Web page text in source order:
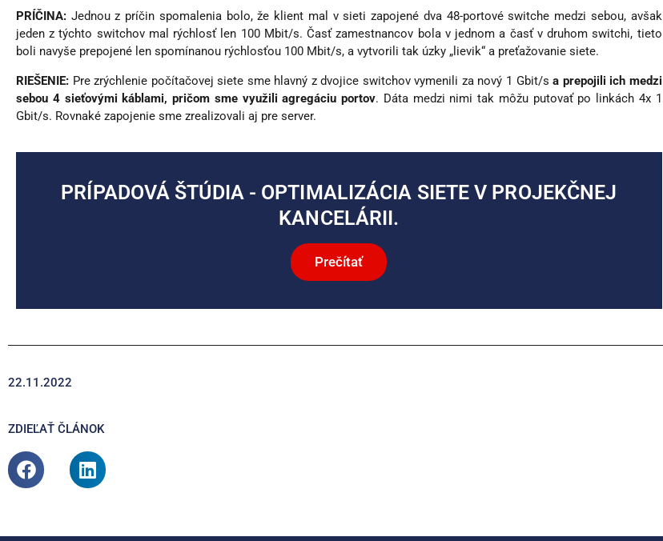
PRÍČINA: Jednou z príčin spomalenia bolo, že klient mal v sieti zapojené dva 48-portové switche medzi sebou, avšak
jeden z týchto switchov mal rýchlosť len 100 Mbit/s. Časť zamestnancov bola v jednom a časť v druhom switchi, tieto
boli navyše prepojené len spomínanou rýchlosťou 100 Mbit/s, a vytvorili tak úzky „lievik“ a preťažovanie siete.
RIEŠENIE: Pre zrýchlenie počítačovej siete sme hlavný z dvojice switchov vymenili za nový 1 Gbit/sa prepojili ich medzi
sebou 4 sieťovými káblami, pričom sme využili agregáciu portov. Dáta medzi nimi tak môžu putovať po linkách 4x 1
Gbit/s. Rovnaké zapojenie sme zrealizovali aj pre server.
PRÍPADOVÁ ŠTÚDIA - OPTIMALIZÁCIA SIETE V PROJEKČNEJ
KANCELÁRII.
Prečítať
22.11.2022
ZDIEĽAŤ ČLÁNOK